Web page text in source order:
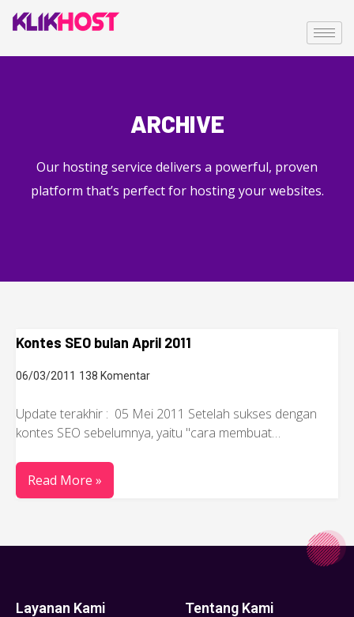
ARCHIVE
Our hosting service delivers a powerful, proven
platform that’s perfect for hosting your websites.
Kontes SEO bulan April 2011
06/03/2011 138 Komentar
Update terakhir : 05 Mei 2011 Setelah sukses dengan
kontes SEO sebelumnya, yaitu "cara membuat…
Read More »
Layanan Kami Tentang Kami